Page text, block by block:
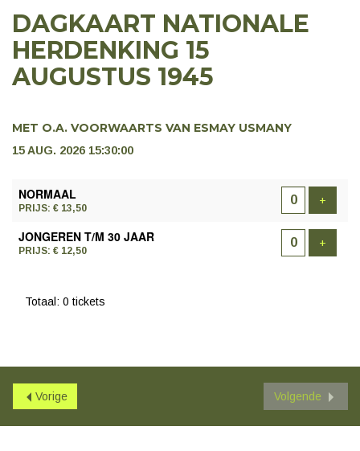
DAGKAART NATIONALE
HERDENKING 15
AUGUSTUS 1945
MET O.A. VOORWAARTS VAN ESMAY USMANY
15 AUG. 2026 15:30:00
NORMAAL
PRIJS: € 13,50
+
JONGEREN T/M 30 JAAR
PRIJS: € 12,50
+
Totaal: 0 tickets
Vorige Volgende